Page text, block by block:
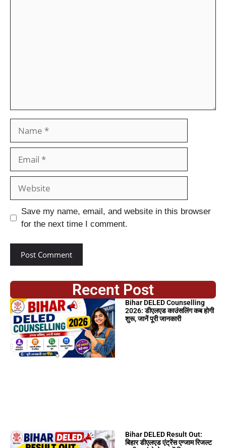
Save my name, email, and website in this browser
for the next time I comment.
Recent Post
Bihar DELED Counselling
2026: डीएलएड काउंसलिंग कब होगी
शुरू, जानें पूरी जानकारी
Bihar DELED Result Out:
बिहार डीएलएड एंट्रेंस एग्जाम रिजल्ट